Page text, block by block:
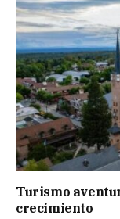
Turismo
crecimiento